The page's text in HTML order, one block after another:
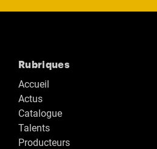
Rubriques
Accueil
Actus
Catalogue
Talents
Producteurs